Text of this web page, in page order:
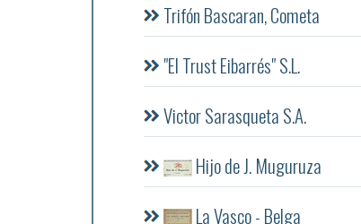
Trifón Bascaran, Cometa
"El Trust Eibarrés" S.L.
Victor Sarasqueta S.A.
Hijo de J. Muguruza
La Vasco - Belga